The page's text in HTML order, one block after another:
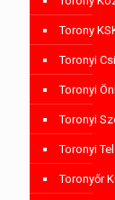
Torony
Toronyi
Toronyi
Toronyi
Toronyi
Toronyőr